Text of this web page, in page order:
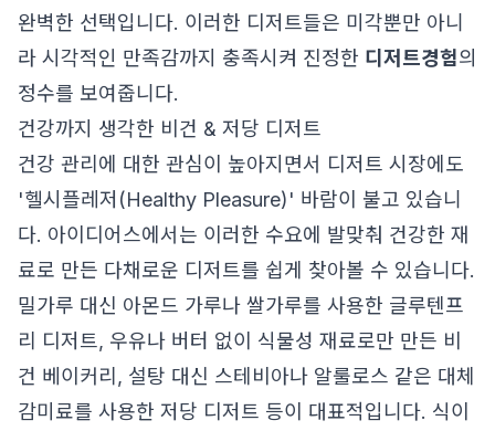
완벽한 선택입니다. 이러한 디저트들은 미각뿐만 아니
라 시각적인 만족감까지 충족시켜 진정한 디저트경험의
정수를 보여줍니다.
건강까지 생각한 비건 & 저당 디저트
건강 관리에 대한 관심이 높아지면서 디저트 시장에도
'헬시플레저(Healthy Pleasure)' 바람이 불고 있습니
다. 아이디어스에서는 이러한 수요에 발맞춰 건강한 재
료로 만든 다채로운 디저트를 쉽게 찾아볼 수 있습니다.
밀가루 대신 아몬드 가루나 쌀가루를 사용한 글루텐프
리 디저트, 우유나 버터 없이 식물성 재료로만 만든 비
건 베이커리, 설탕 대신 스테비아나 알룰로스 같은 대체
감미료를 사용한 저당 디저트 등이 대표적입니다. 식이